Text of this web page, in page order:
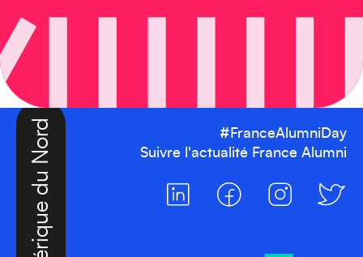
Amérique du Nord
#FranceAlumniDay
Suivre l'actualité France Alumni